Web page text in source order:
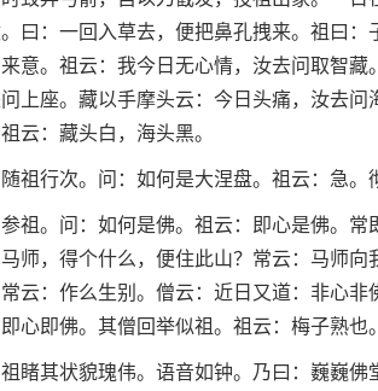
曰：一回入草去，便把鼻孔拽来。祖
意。祖云：我今日无心情，汝去问取智藏
上座。藏以手摩头云：今日头痛，汝去
云：藏头白，海头黑。
祖行次。问：如何是大涅盘。祖云：急。
祖。问：如何是佛。祖云：即心是佛。
师，得个什么，便住此山？常云：马师向
云：作么生别。僧云：近日又道：非心
心即佛。其僧回举似祖。祖云：梅子熟也。
睹其状貌瑰伟。语音如钟。乃曰：巍巍